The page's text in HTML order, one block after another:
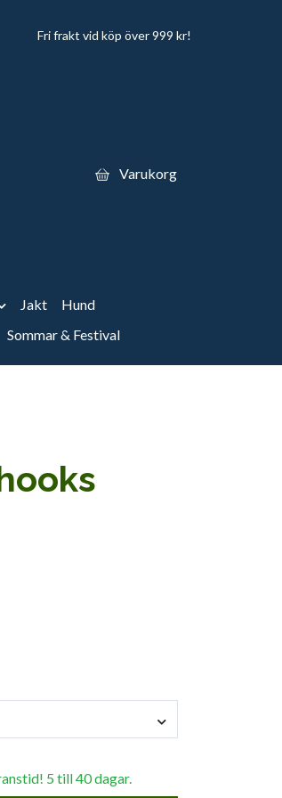
Fri frakt vid köp över 999 kr!
Varukorg
Jakt
Hund
Sommar & Festival
5 till 40 dagar.